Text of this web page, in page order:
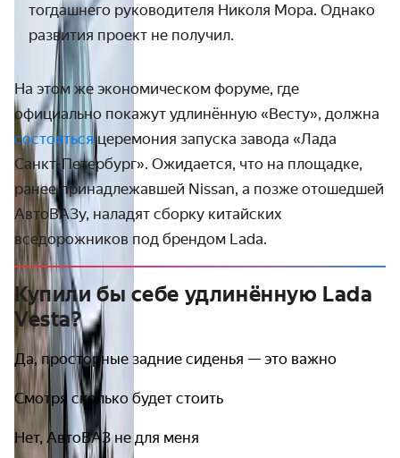
тогдашнего руководителя Николя Мора. Однако
развития проект не получил.
На этом же экономическом форуме, где
официально покажут удлинённую «Весту», должна
состоятьсяцеремония запуска завода «Лада
Санкт-Петербург». Ожидается, что на площадке,
ранее принадлежавшей Nissan, а позже отошедшей
АвтоВАЗу, наладят сборку китайских
вседорожников под брендом Lada.
Купили бы себе удлинённую Lada
Vesta?
Да, просторные задние сиденья — это важно
Смотря сколько будет стоить
Нет, АвтоВАЗ не для меня